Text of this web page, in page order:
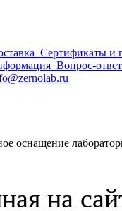
Сертификаты и
Вопрос-ответ
оснащение
на